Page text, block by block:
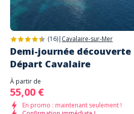
(16)| Cavalaire-sur-Mer
Demi-journée
Départ Cavalaire
À partir de
55,00 €
En promo : maintenant seulement !